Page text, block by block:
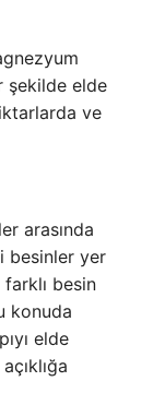
şekilde elde
ve
arasında
besinler yer
besin
konuda
elde